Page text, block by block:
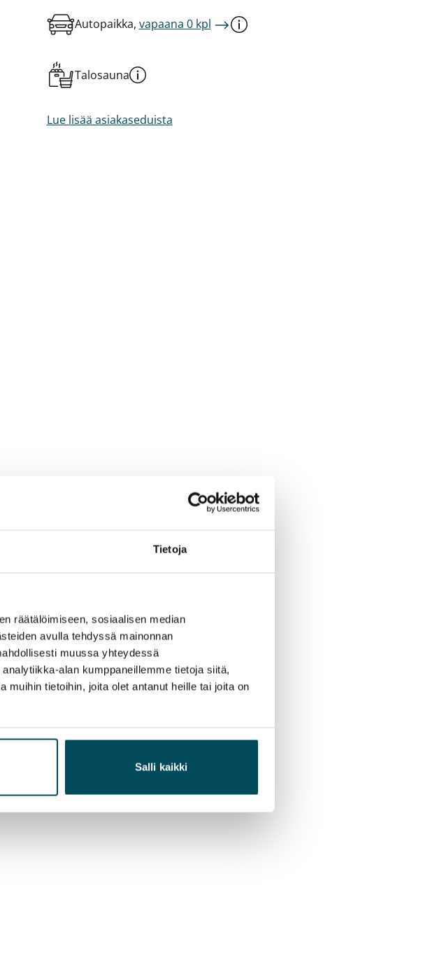
Tietoja
räätälöimiseen, sosiaalisen median
avulla tehdyssä mainonnan
muussa yhteydessä
alan kumppaneillemme tietoja siitä,
tietoihin, joita olet antanut heille tai joita on
Salli kaikki
Autopaikka, vapaana 0 kpl
Talosauna
Lue lisää asiakaseduista